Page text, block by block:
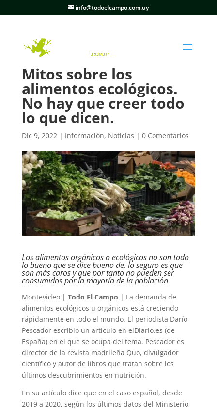
info@todoelcampo.com.uy
Mitos sobre los
alimentos ecológicos.
No hay que creer todo
lo que dicen.
Dic 9, 2022| Información, Noticias | 0 Comentarios
Los alimentos orgánicos o ecológicos no son todo
lo bueno que se dice bueno de, lo seguro es que
son más caros y que por tanto no pueden ser
consumidos por la mayoría de la población.
Montevideo | Todo El Campo | La demanda de
alimentos ecológicos u orgánicos está creciendo
rápidamente en todo el mundo. El periodista Darío
Pescador escribió un artículo en elDiario.es (de
España) en el que se ocupa del tema. Pescador es
director de la revista madrileña Quo, divulgador
científico y autor de libros que tratan sobre los
últimos descubrimientos en nutrición.
En su artículo dice que en el caso español, desde
2019 a 2020, según los últimos datos del Ministerio